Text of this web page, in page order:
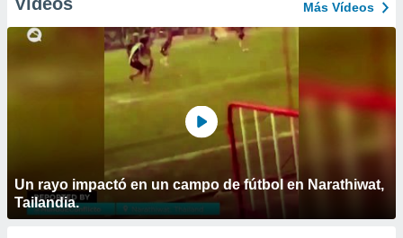
Más Vídeos
Un rayo impactó en un campo de fútbol en Narathiwat,
Tailandia.